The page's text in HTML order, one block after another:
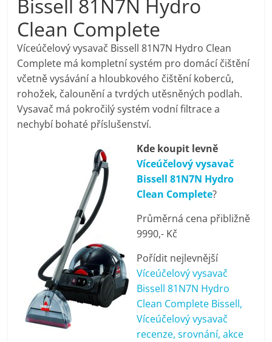
pračky,
televize,
notebooky,
mobilní
telefony,
kávovary,
bazény
elektronika
porovnání
Elektro
recenze,
Bissell 81N7N Hydro
Clean Complete
Víceúčelový vysavač Bissell 81N7N Hydro Clean
Complete má kompletní systém pro domácí čištění
včetně vysávání a hloubkového čištění koberců,
rohožek, čalounění a tvrdých utěsněných podlah.
Vysavač má pokročilý systém vodní filtrace a
nechybí bohaté příslušenství.
Kde koupit levně
Víceúčelový vysavač
Bissell 81N7N Hydro
Clean Complete?
Průměrná cena přibližně
9990,- Kč
Pořídit nejlevnější
Víceúčelový vysavač
Bissell 81N7N Hydro
Clean Complete Bissell,
Víceúčelový vysavač
recenze, srovnání, akce